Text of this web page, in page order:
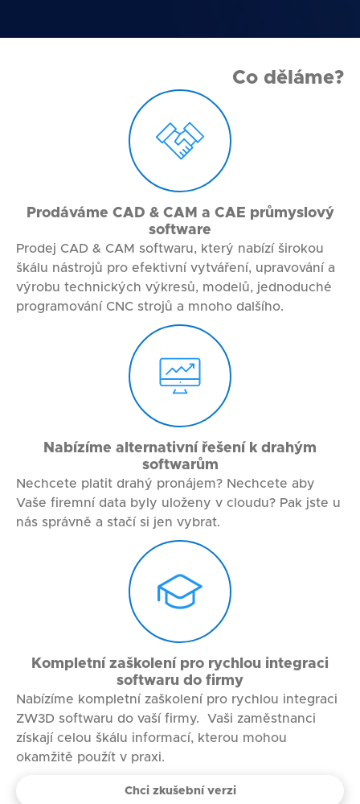
Co děláme?
Prodáváme CAD & CAM a CAE průmyslový
software
Prodej CAD & CAM softwaru, který nabízí širokou
škálu nástrojů pro efektivní vytváření, upravování a
výrobu technických výkresů, modelů, jednoduché
programování CNC strojů a mnoho dalšího.
Nabízíme alternativní řešení k drahým
softwarům
Nechcete platit drahý pronájem? Nechcete aby
Vaše firemní data byly uloženy v cloudu? Pak jste u
nás správně a stačí si jen vybrat.
Kompletní zaškolení pro rychlou integraci
softwaru do firmy
Nabízíme kompletní zaškolení pro rychlou integraci
ZW3D softwaru do vaší firmy. Vaši zaměstnanci
získají celou škálu informací, kterou mohou
okamžitě použít v praxi.
Chci zkušební verzi